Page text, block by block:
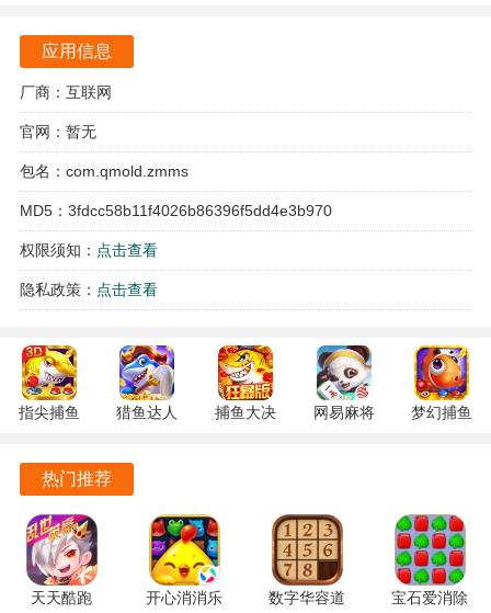
筑梦猫舍游戏亮点
通过合并相同的猫咪，可以解锁更高级别的猫咪，它们拥有
更独特的外观和更强的吸引力。
可以自由布置猫舍，购买各种家具和装饰品，为猫咪们打造
舒适的生活环境。
与猫咪互动，通过喂食、抚摸等方式增加亲密度，解锁特殊
的互动动画。
达成特定的游戏目标，可以获得丰厚的奖励，加速猫舍的建
游戏优势
者更纯粹的乐趣。
喜。
美术风格清新可爱，能够给玩家带来轻松愉悦的视觉体验。
应用信息
厂商：互联网
官网：暂无
包名：com.qmold.zmms
MD5：3fdcc58b11f4026b86396f5dd4e3b970
权限须知： 点击查看
隐私政策： 点击查看
指尖捕鱼
安卓版
猎鱼达人
卓版
捕鱼大决
网易麻将
梦幻捕鱼
热门推荐
天天酷跑
开心消消乐
数字华容道
宝石爱消除